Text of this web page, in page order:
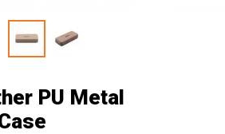
PU Metal